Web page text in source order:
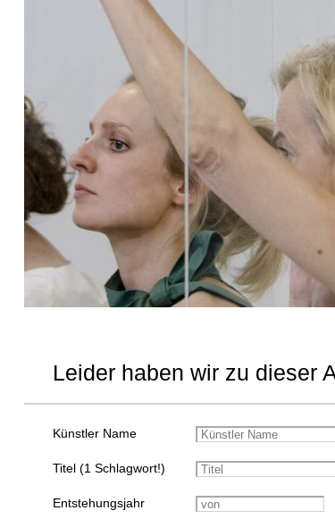
Leider haben wir zu dieser
Künstler Name
Titel (1 Schlagwort!)
Entstehungsjahr